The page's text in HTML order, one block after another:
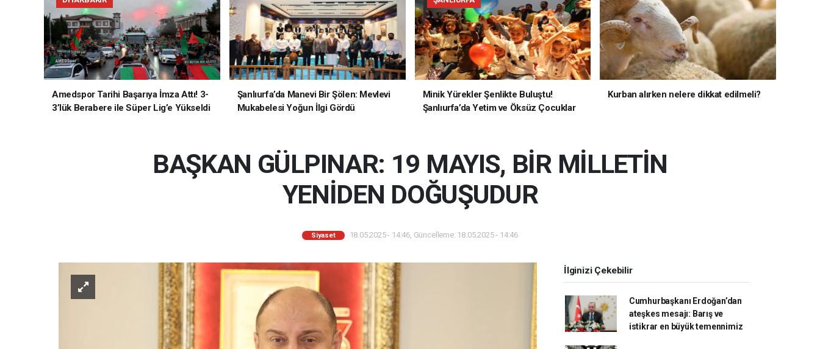
Amedspor Tarihi Başarıya İmza Attı! 3-
3’lük Berabere ile Süper Lig’e Yükseldi
Şanlıurfa’da Manevi Bir Şölen: Mevlevi
Mukabelesi Yoğun İlgi Gördü
Minik Yürekler Şenlikte Buluştu!
Şanlıurfa’da Yetim ve Öksüz Çocuklar
Kurban alırken nelere dikkat edilmeli?
BAŞKAN GÜLPINAR: 19 MAYIS, BİR MİLLETİN
YENİDEN DOĞUŞUDUR
Siyaset 18.05.2025 - 14:46, Güncelleme: 18.05.2025 - 14:46
İlginizi Çekebilir
Cumhurbaşkanı Erdoğan’dan
ateşkes mesajı: Barış ve
istikrar en büyük temennimiz